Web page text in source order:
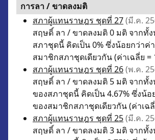
การลา / ขาดลงมติ
สภาผู้แทนราษฎร ชุดที่ 27(มี.ค.
สฤษดิ์ ลา / ขาดลงมติ 0 มติ จากทั้
สภาชุดนี้ คิดเป็น 0% ซึ่งน้อยกว่าค่
สมาชิกสภาชุดเดียวกัน (ค่าเฉลี่ย =
สภาผู้แทนราษฎร ชุดที่ 26(พ.ค.
สฤษดิ์ ลา / ขาดลงมติ 5 มติ จากทั้
ของสภาชุดนี้ คิดเป็น 4.67% ซึ่งน้อ
ของสมาชิกสภาชุดเดียวกัน (ค่าเฉลี่
สภาผู้แทนราษฎร ชุดที่ 25(มี.ค.
สฤษดิ์ ลา / ขาดลงมติ 3 มติ จากทั้